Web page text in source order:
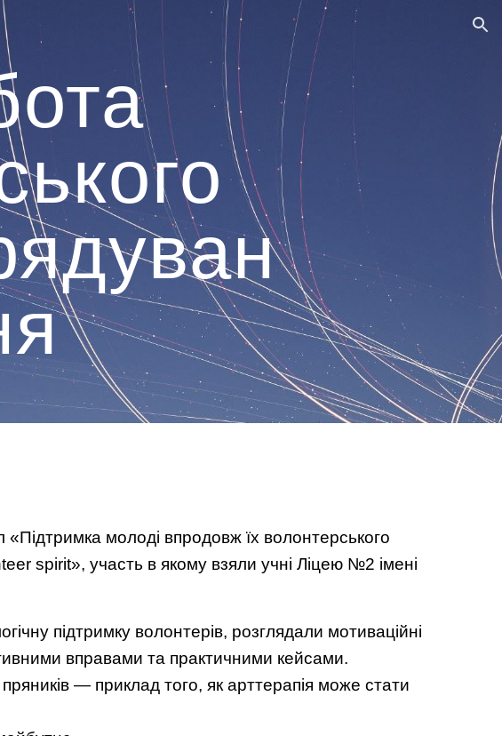
«Підтримка молоді впродовж їх волонтерського
spirit», участь в якому взяли учні Ліцею №2 імені
підтримку волонтерів, розглядали мотиваційні
вправами та практичними кейсами.
— приклад того, як арттерапія може стати